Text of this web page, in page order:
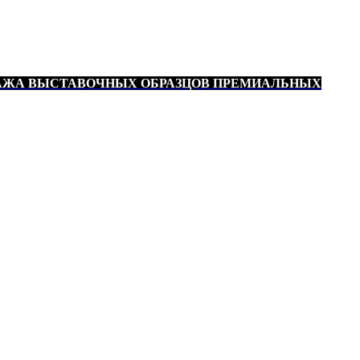
ВЫСТАВОЧНЫХ ОБРАЗЦОВ ПРЕМИАЛЬНЫХ